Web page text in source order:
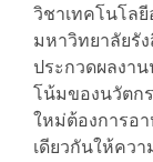
วิชาเทคโนโล
มหาวิทยาลัยรั
ประกวดผลงา
โน้มของนวัตก
ใหม่ต้องการอ
เดียวกันให้คว